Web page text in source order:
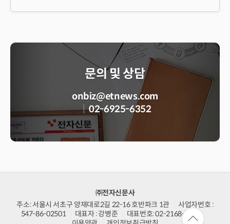
문의 및 상담
onbiz@etnews.com
02-6925-6352
㈜전자신문사
주소: 서울시 서초구 양재대로2길 22-16 호반파크 1관
사업자번호 :
547-86-02501
대표자 : 강병준
대표번호: 02-2168-9200